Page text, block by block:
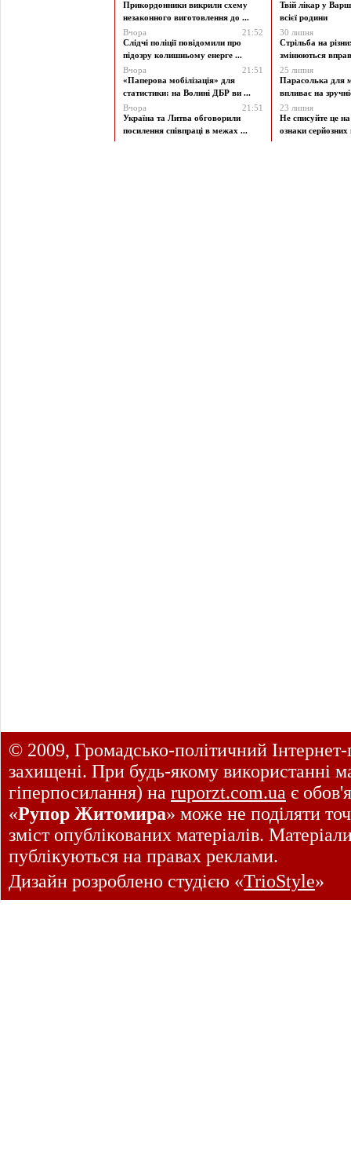
Прикордонники викрили схему
незаконного виготовлення до ...
Вчора
21:52
Слідчі поліції повідомили про
підозру колишньому енерге ...
Вчора
21:51
«Паперова мобілізація» для
статистики: на Волині ДБР ви ...
Вчора
21:51
Україна та Литва обговорили
посилення співпраці в межах ...
Твій лікар у
всієї родини
30 липня
Стрільба на
змінюються
25 липня
Парасолька для
впливає на
23 липня
Не списуйте це
ознаки
© 2009, Громадсько-політичний
захищені. При будь-якому використанні
гіперпосилання) на ruporzt.com.ua є
«Рупор Житомира» може не поділяти
зміст опублікованих матеріалів.
публікуються на правах реклами.
Дизайн розроблено студією «TrioStyle»